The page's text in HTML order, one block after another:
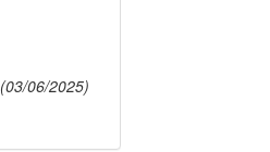
(03/06/2025)